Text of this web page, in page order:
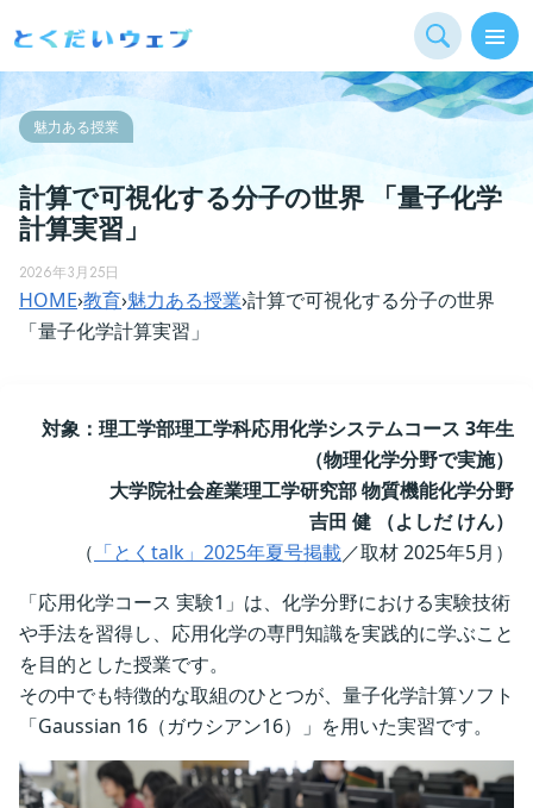
魅力ある授業
計算で可視化する分子の世界 「量子化学
計算実習」
2026年3月25日
HOME›教育›魅力ある授業›計算で可視化する分子の世界
「量子化学計算実習」
対象：理工学部理工学科応用化学システムコース 3年生
（物理化学分野で実施）
大学院社会産業理工学研究部 物質機能化学分野
吉田 健 （よしだ けん）
（ 「とくtalk」2025年夏号掲載／取材 2025年5月）
「応用化学コース 実験1」は、化学分野における実験技術
や手法を習得し、応用化学の専門知識を実践的に学ぶこと
を目的とした授業です。
その中でも特徴的な取組のひとつが、量子化学計算ソフト
「Gaussian 16（ガウシアン16）」を用いた実習です。